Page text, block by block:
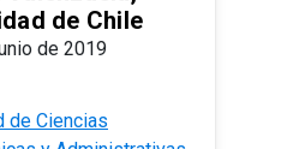
de Chile
de 2019
de Ciencias